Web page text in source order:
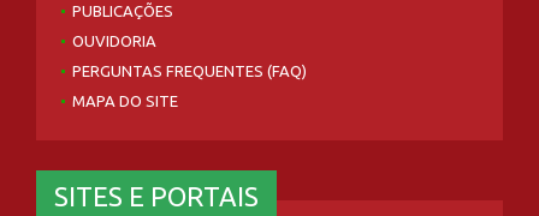
PUBLICAÇÕES
OUVIDORIA
PERGUNTAS FREQUENTES (FAQ)
MAPA DO SITE
SITES E PORTAIS